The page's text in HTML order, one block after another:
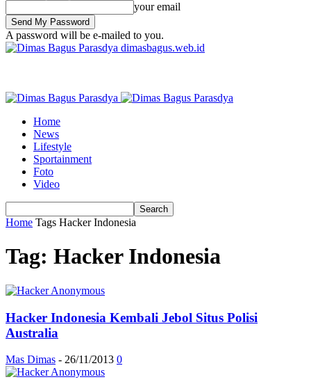
your email
A password will be e-mailed to you.
dimasbagus.web.id
Home
News
Lifestyle
Sportainment
Foto
Video
Home Tags Hacker Indonesia
Tag: Hacker Indonesia
Hacker Indonesia Kembali Jebol Situs Polisi
Australia
Mas Dimas - 26/11/2013 0